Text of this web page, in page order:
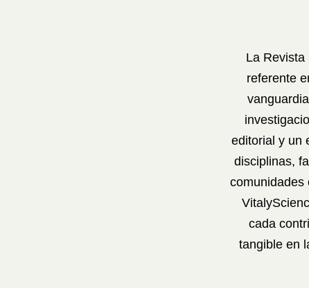
La Revista
referente
editorial y un
disciplinas,
comunidades
cada
tangible en